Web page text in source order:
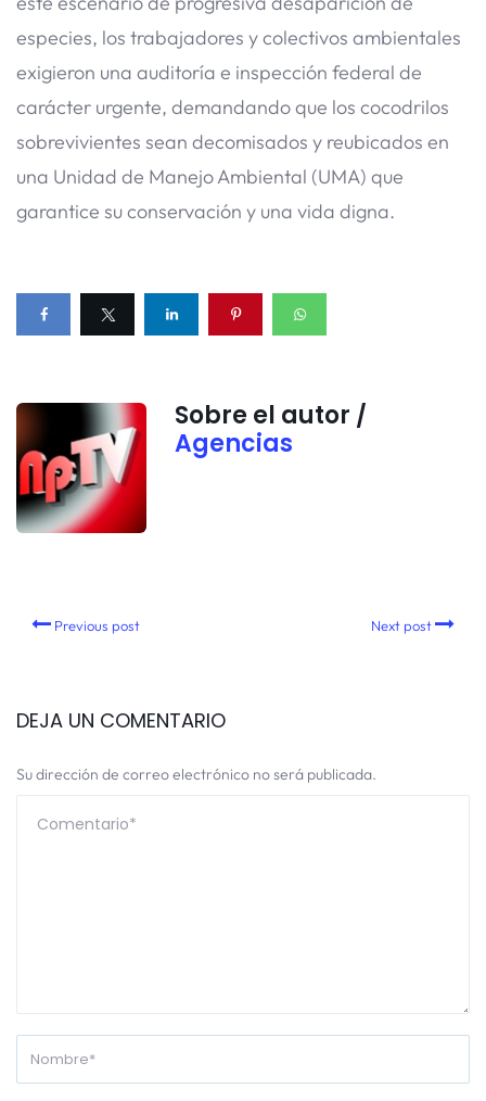
especies, los trabajadores y colectivos ambientales
exigieron una auditoría e inspección federal de
carácter urgente, demandando que los cocodrilos
sobrevivientes sean decomisados y reubicados en
una Unidad de Manejo Ambiental (UMA) que
garantice su conservación y una vida digna.
Sobre el autor /
Agencias
Previous post Next post
DEJA UN COMENTARIO
Su dirección de correo electrónico no será publicada.